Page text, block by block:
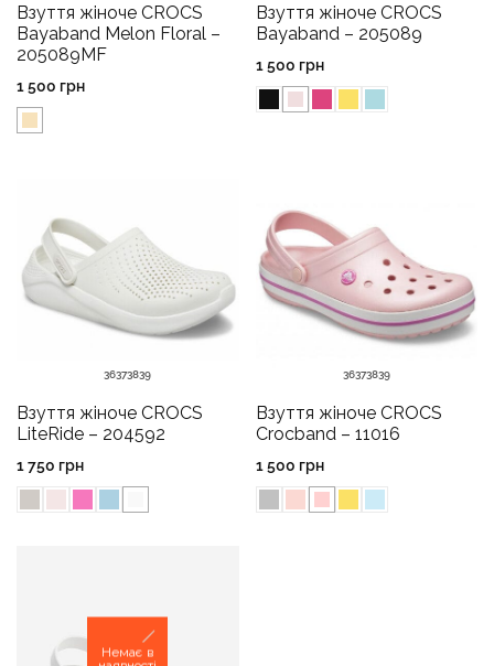
Взуття жіноче CROCS
Bayaband Melon Floral –
205089MF
1 500 грн
Взуття жіноче CROCS
Bayaband – 205089
1 500 грн
36373839
Взуття жіноче CROCS
LiteRide – 204592
1 750 грн
36373839
Взуття жіноче CROCS
Crocband – 11016
1 500 грн
Немає в